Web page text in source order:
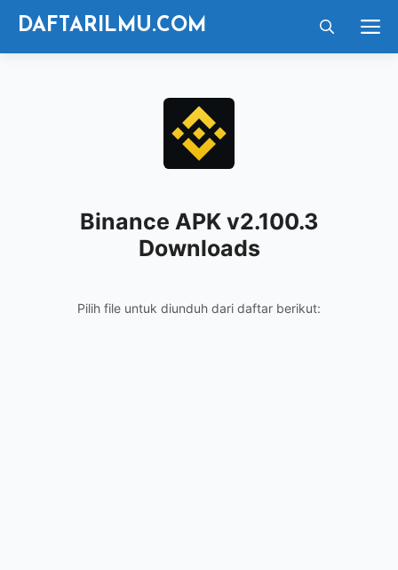
Langsung
DAFTARILMU.COM
Binance APK v2.100.3
Downloads
Pilih file untuk diunduh dari daftar berikut: